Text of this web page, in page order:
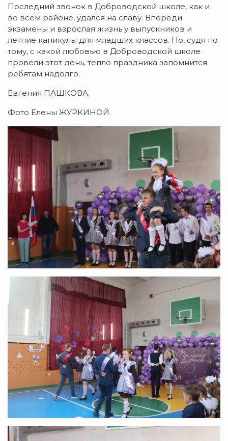
Последний звонок в Доброводской школе, как и
во всем районе, удался на славу. Впереди
экзамены и взрослая жизнь у выпускников и
летние каникулы для младших классов. Но, судя по
тому, с какой любовью в Доброводской школе
провели этот день, тепло праздника запомнится
ребятам надолго.
Евгения ПАШКОВА.
Фото Елены ЖУРКИНОЙ.